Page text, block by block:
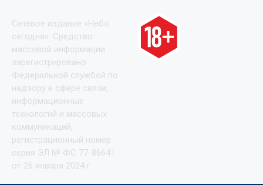
Сетевое издание «Небо
сегодня». Средство
массовой информации
зарегистрировано
Федеральной службой по
надзору в сфере связи,
информационных
технологий и массовых
коммуникаций,
регистрационный номер
серия ЭЛ № ФС 77-86641
от 26 января 2024 г.